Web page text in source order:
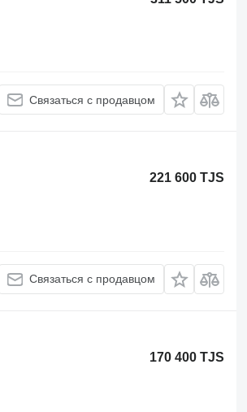
Связаться с продавцом
221 600 TJS
Связаться с продавцом
170 400 TJS